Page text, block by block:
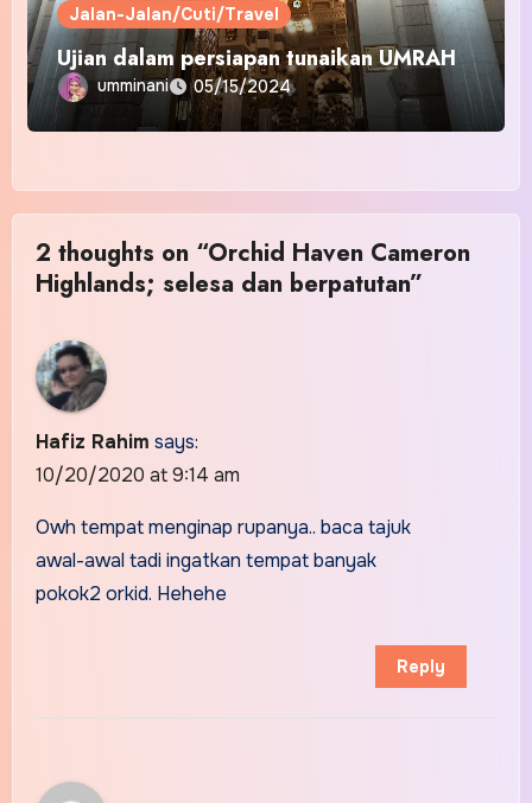
Jalan-Jalan/Cuti/Travel
Ujian dalam persiapan tunaikan UMRAH
umminani 05/15/2024
2 thoughts on “Orchid Haven Cameron
Highlands; selesa dan berpatutan”
Hafiz Rahim says:
10/20/2020 at 9:14 am
Owh tempat menginap rupanya.. baca tajuk
awal-awal tadi ingatkan tempat banyak
pokok2 orkid. Hehehe
Reply